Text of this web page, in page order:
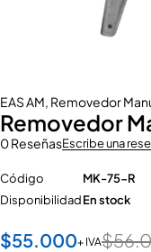
EAS AM, Removedor
Removedor
0 ReseñasEscribe una
Código
MK-75-R
DisponibilidadEn stock
$
$55.000+ IVA